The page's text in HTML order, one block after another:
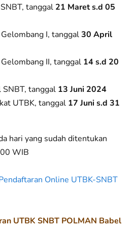
tanggal 21 Maret s.d 05
I, tanggal30 April
II, tanggal 14 s.d 20
tanggal 13 Juni 2024
UTBK, tanggal 17 Juni s.d 31
hari yang sudah ditentukan
WIB
Online UTBK-SNBT
UTBK SNBT POLMAN Babel